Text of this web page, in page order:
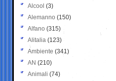
Alcool (3)
Alemanno (150)
Alfano (315)
Alitalia (123)
Ambiente (341)
AN (210)
Animali (74)